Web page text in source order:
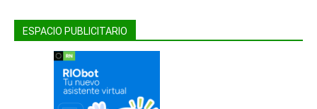
ESPACIO PUBLICITARIO